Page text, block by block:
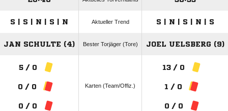
S | S | N | S | N Aktueller Trend S | N | S | N | S
JAN SCHULTE (4) Bester Torjäger (Tore) JOEL UELSBERG (9)
5 / 0
0 / 0
0 / 0
Karten (Team/Offiz.)
13 / 0
1 / 0
0 / 0